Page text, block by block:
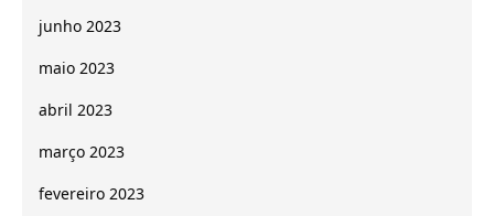
junho 2023
maio 2023
abril 2023
março 2023
fevereiro 2023